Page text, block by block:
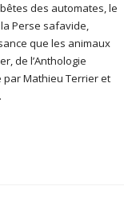
des automates, le
Perse safavide,
que les animaux
de l’Anthologie
Mathieu Terrier et